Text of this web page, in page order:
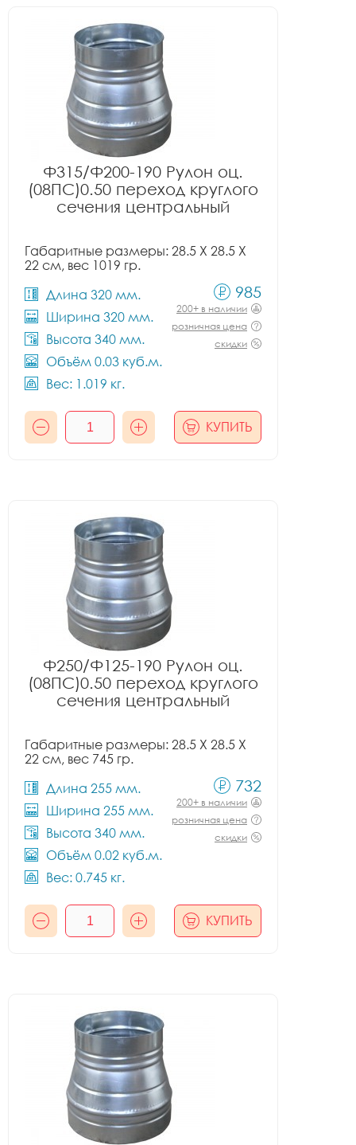
Ф315/Ф200-190 Рулон оц.
(08ПС)0.50 переход круглого
сечения центральный
Габаритные размеры: 28.5 X 28.5 X
22 см, вес 1019 гр.
Длина 320 мм.
Ширина 320 мм.
Высота 340 мм.
Объём 0.03 куб.м.
Вес: 1.019 кг.
985
200+ в наличии
розничная цена
скидки
КУПИТЬ
Ф250/Ф125-190 Рулон оц.
(08ПС)0.50 переход круглого
сечения центральный
Габаритные размеры: 28.5 X 28.5 X
22 см, вес 745 гр.
Длина 255 мм.
Ширина 255 мм.
Высота 340 мм.
Объём 0.02 куб.м.
Вес: 0.745 кг.
732
200+ в наличии
розничная цена
скидки
КУПИТЬ